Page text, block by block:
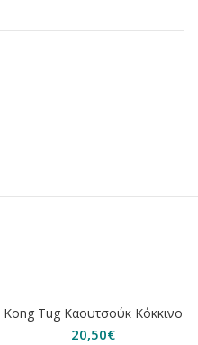
Kong Tug Καουτσούκ Κόκκινο
20,50€